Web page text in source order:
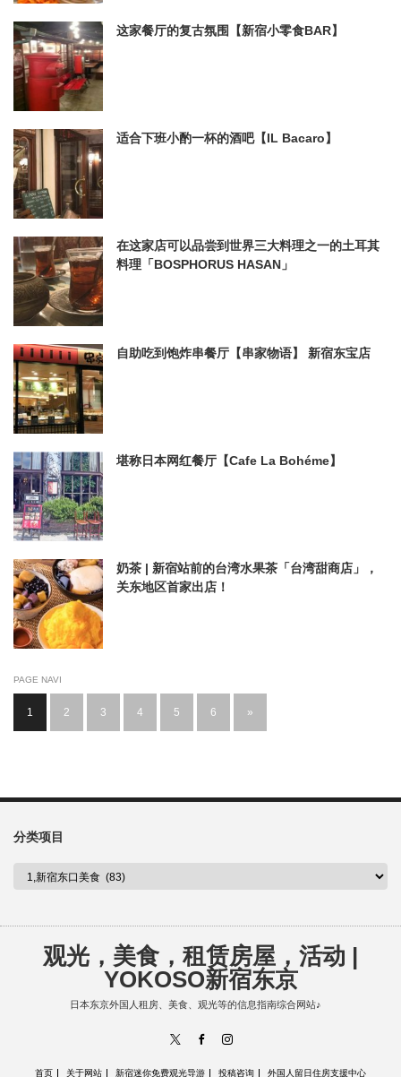
这家餐厅的复古氛围【新宿小零食BAR】
适合下班小酌一杯的酒吧【IL Bacaro】
在这家店可以品尝到世界三大料理之一的土耳其
料理「BOSPHORUS HASAN」
自助吃到饱炸串餐厅【串家物语】 新宿东宝店
堪称日本网红餐厅【Cafe La Bohéme】
奶茶 | 新宿站前的台湾水果茶「台湾甜商店」，
关东地区首家出店！
PAGE NAVI
1 2 3 4 5 6 »
分类项目
观光，美食，租赁房屋，活动 |
YOKOSO新宿东京
日本东京外国人租房、美食、观光等的信息指南综合网站♪
Facebook
首页 关于网站 新宿迷你免费观光导游 投稿咨询 外国人留日住房支援中心